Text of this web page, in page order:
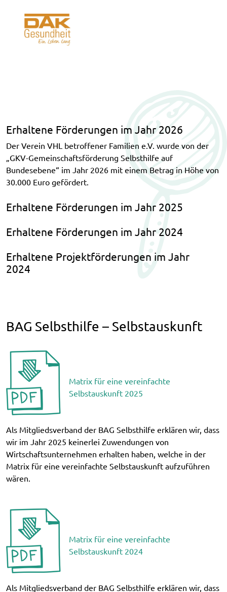
Erhaltene Förderungen im Jahr 2026
Der Verein VHL betroffener Familien e.V. wurde von der
„GKV-Gemeinschaftsförderung Selbsthilfe auf
Bundesebene“ im Jahr 2026 mit einem Betrag in Höhe von
30.000 Euro gefördert.
Erhaltene Förderungen im Jahr 2025
Erhaltene Förderungen im Jahr 2024
Erhaltene Projektförderungen im Jahr
2024
BAG Selbsthilfe – Selbstauskunft
Matrix für eine vereinfachte
Selbstauskunft 2025
Als Mitgliedsverband der BAG Selbsthilfe erklären wir, dass
wir im Jahr 2025 keinerlei Zuwendungen von
Wirtschaftsunternehmen erhalten haben, welche in der
Matrix für eine vereinfachte Selbstauskunft aufzuführen
wären.
Matrix für eine vereinfachte
Selbstauskunft 2024
Als Mitgliedsverband der BAG Selbsthilfe erklären wir, dass